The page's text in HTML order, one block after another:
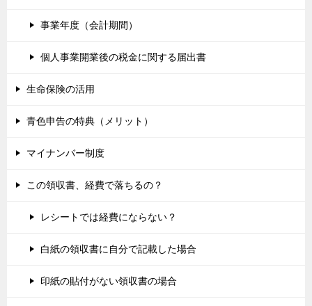
事業年度（会計期間）
個人事業開業後の税金に関する届出書
生命保険の活用
青色申告の特典（メリット）
マイナンバー制度
この領収書、経費で落ちるの？
レシートでは経費にならない？
白紙の領収書に自分で記載した場合
印紙の貼付がない領収書の場合